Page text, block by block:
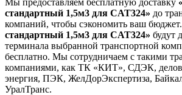
стандартный 1,5м3 для CAT324» до
компаний, чтобы сэкономить ваш бюджет.
стандартный 1,5м3 для CAT324» будут
терминала выбранной транспортной
бесплатно. Мы сотрудничаем с такими
компаниями, как ТК «КИТ», СДЭК,
энергия, ПЭК, ЖелДорЭкспертиза,
УралТранс.